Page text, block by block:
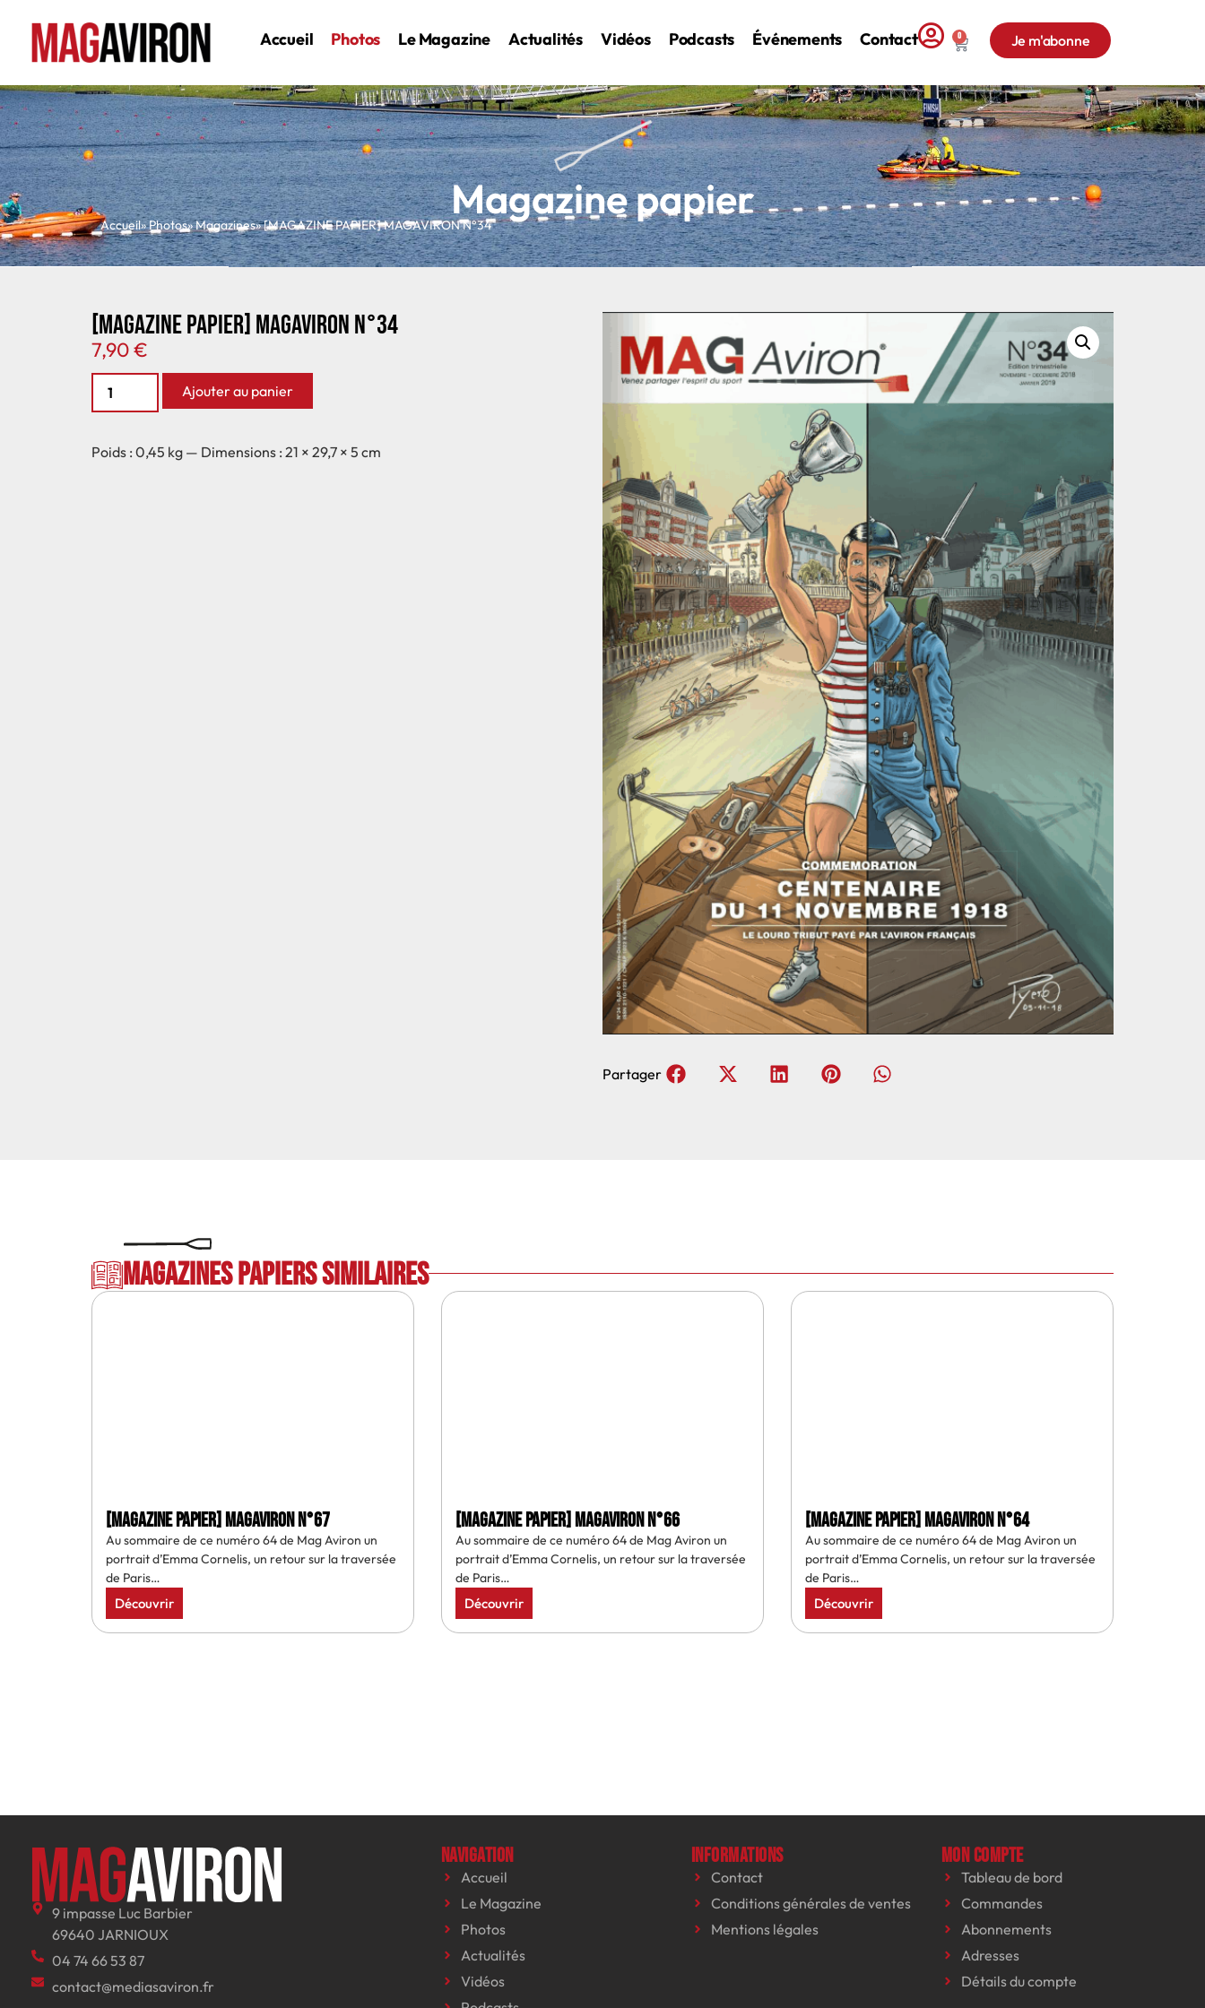
Accueil Photos Le Magazine Actualités Vidéos Podcasts Événements Contact 0 Je m'abonne
Magazine papier
Accueil» Photos»Magazines» [MAGAZINE PAPIER] MAGAVIRON N°34
[MAGAZINE PAPIER] MAGAVIRON N°34
7,90€
Ajouter au panier
Poids : 0,45 kg — Dimensions : 21 × 29,7 × 5 cm
Partager
Magazines papiers similaires
[MAGAZINE PAPIER] MAGAVIRON N°67
Au sommaire de ce numéro 64 de Mag Aviron un
portrait d’Emma Cornelis, un retour sur la traversée
de Paris…
Découvrir
[MAGAZINE PAPIER] MAGAVIRON N°66
Au sommaire de ce numéro 64 de Mag Aviron un
portrait d’Emma Cornelis, un retour sur la traversée
de Paris…
Découvrir
[MAGAZINE PAPIER] MAGAVIRON N°64
Au sommaire de ce numéro 64 de Mag Aviron un
portrait d’Emma Cornelis, un retour sur la traversée
de Paris…
Découvrir
9 impasse Luc Barbier
69640 JARNIOUX
04 74 66 53 87
contact@mediasaviron.fr
Navigation
Accueil
Le Magazine
Photos
Actualités
Vidéos
Informations
Contact
Conditions générales de ventes
Mentions légales
Mon compte
Tableau de bord
Commandes
Abonnements
Adresses
Détails du compte